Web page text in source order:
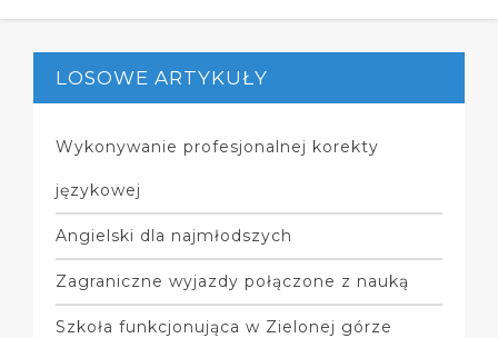
LOSOWE ARTYKUŁY
Wykonywanie profesjonalnej korekty
językowej
Angielski dla najmłodszych
Zagraniczne wyjazdy połączone z nauką
Szkoła funkcjonująca w Zielonej górze